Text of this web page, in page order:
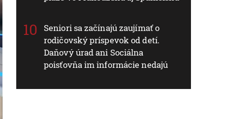
Seniori sa začínajú zaujímať o
rodičovský príspevok od detí.
Daňový úrad ani Sociálna
poisťovňa im informácie nedajú